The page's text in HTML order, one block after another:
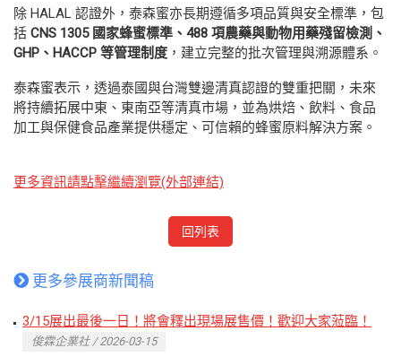
除 HALAL 認證外，泰森蜜亦長期遵循多項品質與安全標準，包
括 CNS 1305 國家蜂蜜標準、488 項農藥與動物用藥殘留檢測、
GHP、HACCP 等管理制度 ，建立完整的批次管理與溯源體系。
泰森蜜表示，透過泰國與台灣雙邊清真認證的雙重把關，未來
將持續拓展中東、東南亞等清真市場，並為烘焙、飲料、食品
加工與保健食品產業提供穩定、可信賴的蜂蜜原料解決方案。
更多資訊請點擊繼續瀏覽(外部連結)
回列表
更多參展商新聞稿
3/15展出最後一日！將會釋出現場展售價！歡迎大家蒞臨！
俊霖企業社 / 2026-03-15